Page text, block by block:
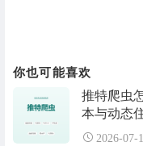
你也可能喜欢
推特爬虫
本与动态
2026-07-